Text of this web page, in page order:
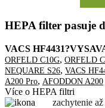
HEPA filter pasuje
VACS
ORFELD C10G, ORFELD
NEQUARE S26, VACS
A200 Pro, AFODDON A200
Více o HEPA filtri
zachytenie